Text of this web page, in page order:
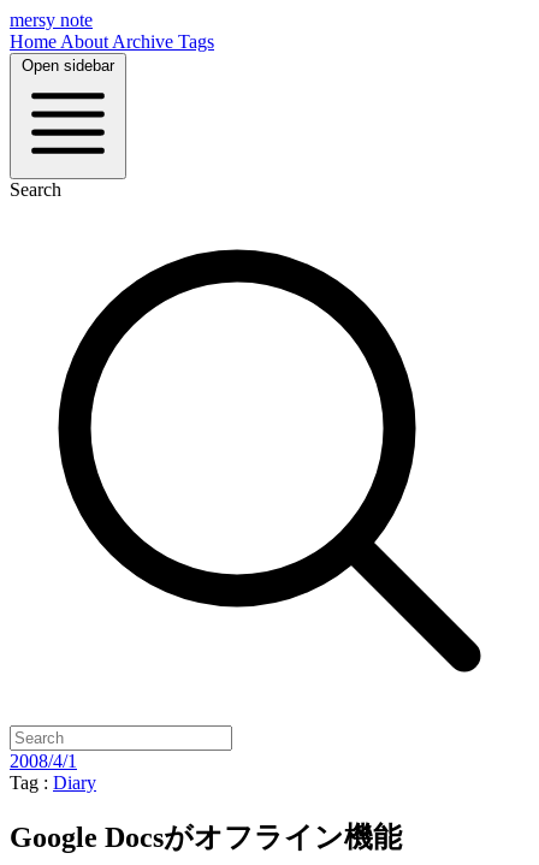
mersy note
Home About Archive Tags
Open sidebar
Search
2008/4/1
Tag : Diary
Google Docsがオフライン機能